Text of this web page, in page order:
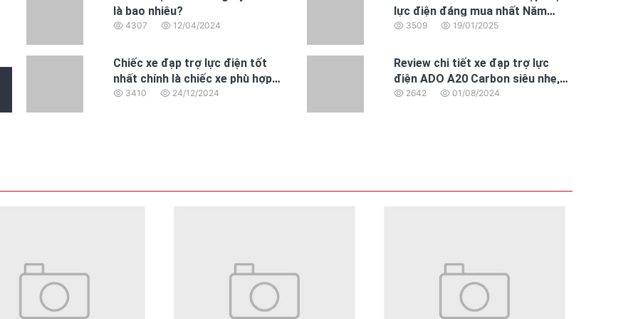
là bao nhiêu?
4307 12/04/2024
lực điện đáng mua nhất Năm
2025 dành cho dân văn phòng
3509 19/01/2025
Chiếc xe đạp trợ lực điện tốt
nhất chính là chiếc xe phù hợp
nhất với nhu cầu của bạn
3410 24/12/2024
Review chi tiết xe đạp trợ lực
điện ADO A20 Carbon siêu nhẹ,
động cơ BAFANG hoàn toàn mới
2642 01/08/2024